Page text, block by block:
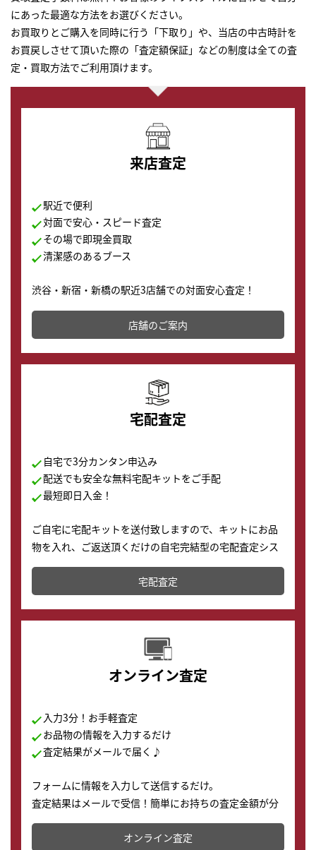
にあった最適な方法をお選びください。
お買取りとご購入を同時に行う「下取り」や、当店の中古時計を
お買戻しさせて頂いた際の「査定額保証」などの制度は全ての査
定・買取方法でご利用頂けます。
来店査定
駅近で便利
対面で安心・スピード査定
その場で即現金買取
清潔感のあるブース
渋谷・新宿・新橋の駅近3店舗での対面安心査定！
その場で現金買取致します。渋谷本店では、時計販売の
店舗を併設しており、下取りに出してお得に新しい時計
の購入もできます♪
店舗のご案内
宅配査定
自宅で3分カンタン申込み
配送でも安全な無料宅配キットをご手配
最短即日入金！
ご自宅に宅配キットを送付致しますので、キットにお品
物を入れ、ご返送頂くだけの自宅完結型の宅配査定シス
テムです。
配送でも簡単&安全に査定・買取に出すことが可能で
す。
宅配査定
オンライン査定
入力3分！お手軽査定
お品物の情報を入力するだけ
査定結果がメールで届く♪
フォームに情報を入力して送信するだけ。
査定結果はメールで受信！簡単にお持ちの査定金額が分
かります。
オンライン査定